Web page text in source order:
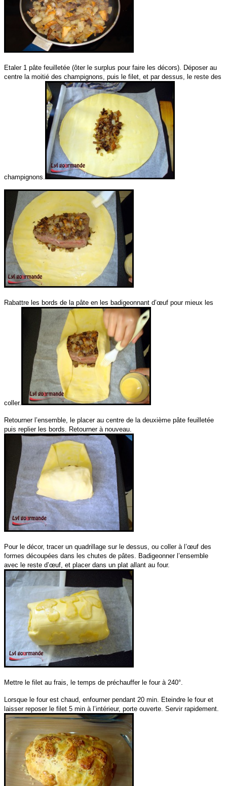
Etaler 1 pâte feuilletée (ôter le surplus pour faire les décors). Déposer au
centre la moitié des champignons, puis le filet, et par dessus, le reste des
champignons.
Rabattre les bords de la pâte en les badigeonnant d’œuf pour mieux les
coller.
Retourner l’ensemble, le placer au centre de la deuxième pâte feuilletée
puis replier les bords. Retourner à nouveau.
Pour le décor, tracer un quadrillage sur le dessus, ou coller à l’œuf des
formes découpées dans les chutes de pâtes. Badigeonner l’ensemble
avec le reste d’œuf, et placer dans un plat allant au four.
Mettre le filet au frais, le temps de préchauffer le four à 240°.
Lorsque le four est chaud, enfourner pendant 20 min. Eteindre le four et
laisser reposer le filet 5 min à l’intérieur, porte ouverte. Servir rapidement.